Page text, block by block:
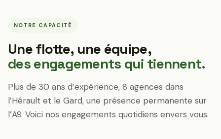
NOTRE CAPACITÉ
Une flotte, une équipe,
des engagements qui tiennent.
Plus de 30 ans d’expérience, 8 agences dans
l’Hérault et le Gard, une présence permanente sur
l’A9. Voici nos engagements quotidiens envers vous.